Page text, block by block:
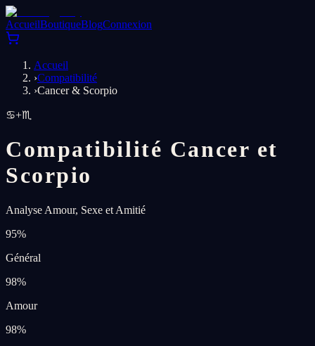
AccueilBoutiqueBlogConnexion
Accueil
›Compatibilité
›Cancer & Scorpio
♋+♏
Compatibilité Cancer et
Scorpio
Analyse Amour, Sexe et Amitié
95%
Général
98%
Amour
98%